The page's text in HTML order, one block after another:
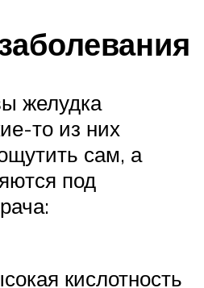
желудка
то из них
сам, а
под
кислотность